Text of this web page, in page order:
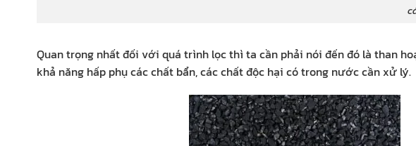
cát thạch
Quan trọng nhất đối với quá trình lọc thì ta cần phải nói đến đó là than
khả năng hấp phụ các chất bẩn, các chất độc hại có trong nước cần xử lý.